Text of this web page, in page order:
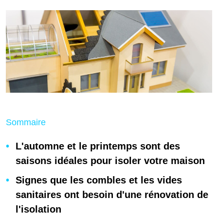
Sommaire
L'automne et le printemps sont des
saisons idéales pour isoler votre maison
Signes que les combles et les vides
sanitaires ont besoin d'une rénovation de
l'isolation